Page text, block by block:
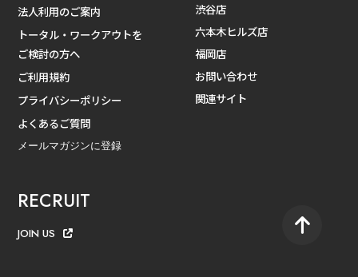
法人利用のご案内
トータル・ワークアウトを
ご検討の方へ
ご利用規約
プライバシーポリシー
よくあるご質問
メールマガジンに登録
渋谷店
六本木ヒルズ店
福岡店
お問い合わせ
関連サイト
RECRUIT
JOIN US